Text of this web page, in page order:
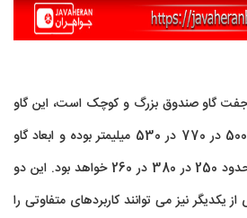
گاو صندوق بزرگ و کوچک است، این گاو
صندوق بزرگ تر دارای ابعاد 500 در 770 در 530 میلیمتر بوده و ابعاد گاو
صندوق کوچک تر چیزی در حدود 250 در 380 در 260 خواهد بود. این دو
یکدیگر نیز می توانند کاربردهای متفاوتی را